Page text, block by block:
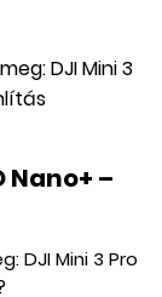
Nano+ –
DJI Mini 3 Pro